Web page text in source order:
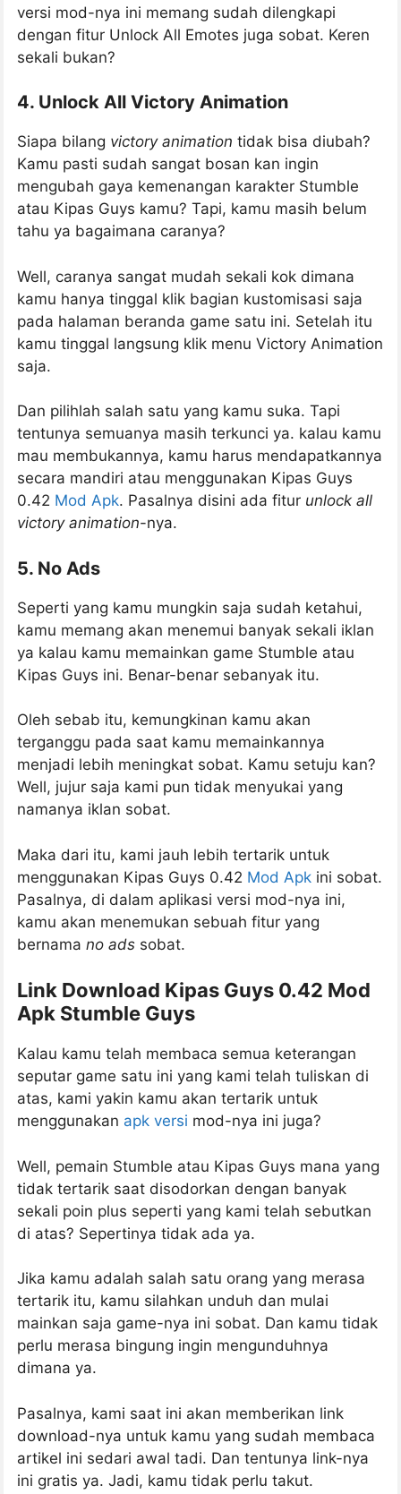
versi mod-nya ini memang sudah dilengkapi
dengan fitur Unlock All Emotes juga sobat. Keren
sekali bukan?
4. Unlock All Victory Animation
Siapa bilang victory animation tidak bisa diubah?
Kamu pasti sudah sangat bosan kan ingin
mengubah gaya kemenangan karakter Stumble
atau Kipas Guys kamu? Tapi, kamu masih belum
tahu ya bagaimana caranya?
Well, caranya sangat mudah sekali kok dimana
kamu hanya tinggal klik bagian kustomisasi saja
pada halaman beranda game satu ini. Setelah itu
kamu tinggal langsung klik menu Victory Animation
saja.
Dan pilihlah salah satu yang kamu suka. Tapi
tentunya semuanya masih terkunci ya. kalau kamu
mau membukannya, kamu harus mendapatkannya
secara mandiri atau menggunakan Kipas Guys
0.42 Mod Apk. Pasalnya disini ada fitur unlock all
victory animation-nya.
5. No Ads
Seperti yang kamu mungkin saja sudah ketahui,
kamu memang akan menemui banyak sekali iklan
ya kalau kamu memainkan game Stumble atau
Kipas Guys ini. Benar-benar sebanyak itu.
Oleh sebab itu, kemungkinan kamu akan
terganggu pada saat kamu memainkannya
menjadi lebih meningkat sobat. Kamu setuju kan?
Well, jujur saja kami pun tidak menyukai yang
namanya iklan sobat.
Maka dari itu, kami jauh lebih tertarik untuk
menggunakan Kipas Guys 0.42 Mod Apk ini sobat.
Pasalnya, di dalam aplikasi versi mod-nya ini,
kamu akan menemukan sebuah fitur yang
bernama no ads sobat.
Link Download Kipas Guys 0.42 Mod
Apk Stumble Guys
Kalau kamu telah membaca semua keterangan
seputar game satu ini yang kami telah tuliskan di
atas, kami yakin kamu akan tertarik untuk
menggunakan apk versi mod-nya ini juga?
Well, pemain Stumble atau Kipas Guys mana yang
tidak tertarik saat disodorkan dengan banyak
sekali poin plus seperti yang kami telah sebutkan
di atas? Sepertinya tidak ada ya.
Jika kamu adalah salah satu orang yang merasa
tertarik itu, kamu silahkan unduh dan mulai
mainkan saja game-nya ini sobat. Dan kamu tidak
perlu merasa bingung ingin mengunduhnya
dimana ya.
Pasalnya, kami saat ini akan memberikan link
download-nya untuk kamu yang sudah membaca
artikel ini sedari awal tadi. Dan tentunya link-nya
ini gratis ya. Jadi, kamu tidak perlu takut.